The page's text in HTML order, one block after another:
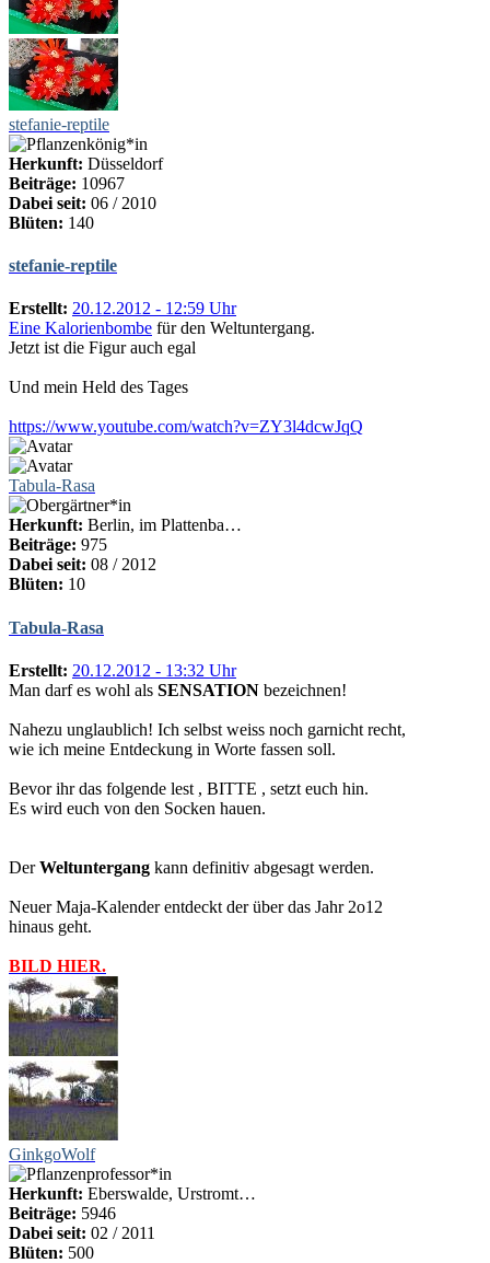
stefanie-reptile
Herkunft: Düsseldorf
Beiträge: 10967
Dabei seit: 06 / 2010
Blüten: 140
stefanie-reptile
Erstellt: 20.12.2012 - 12:59 Uhr
Eine Kalorienbombe für den Weltuntergang.
Jetzt ist die Figur auch egal
Und mein Held des Tages
https://www.youtube.com/watch?v=ZY3l4dcwJqQ
Tabula-Rasa
Herkunft: Berlin, im Plattenba…
Beiträge: 975
Dabei seit: 08 / 2012
Blüten: 10
Tabula-Rasa
Erstellt: 20.12.2012 - 13:32 Uhr
Man darf es wohl als SENSATION bezeichnen!
Nahezu unglaublich! Ich selbst weiss noch garnicht recht,
wie ich meine Entdeckung in Worte fassen soll.
Bevor ihr das folgende lest , BITTE , setzt euch hin.
Es wird euch von den Socken hauen.
DerWeltuntergang kann definitiv abgesagt werden.
Neuer Maja-Kalender entdeckt der über das Jahr 2o12
hinaus geht.
BILD HIER.
GinkgoWolf
Herkunft: Eberswalde, Urstromt…
Beiträge: 5946
Dabei seit: 02 / 2011
Blüten: 500